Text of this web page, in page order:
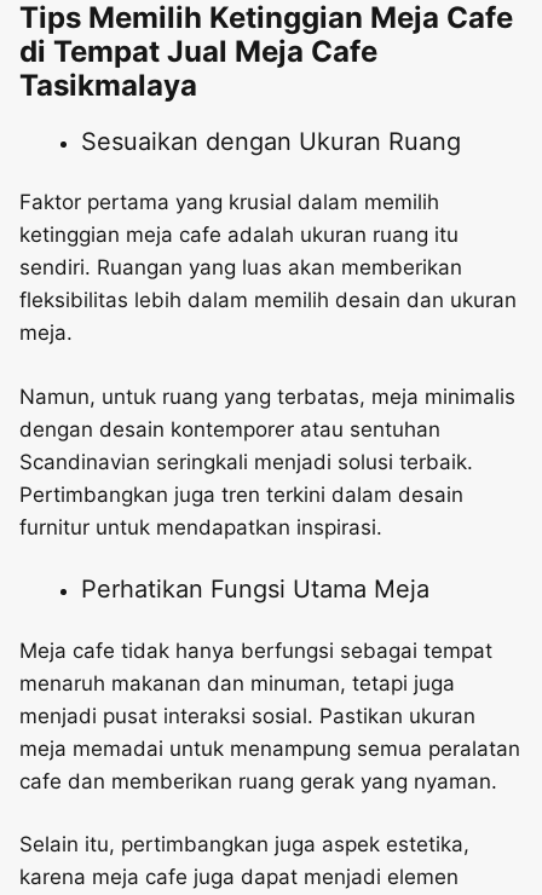
Tips Memilih Ketinggian Meja Cafe
di Tempat Jual Meja Cafe
Tasikmalaya
Sesuaikan dengan Ukuran Ruang
Faktor pertama yang krusial dalam memilih
ketinggian meja cafe adalah ukuran ruang itu
sendiri. Ruangan yang luas akan memberikan
fleksibilitas lebih dalam memilih desain dan ukuran
meja.
Namun, untuk ruang yang terbatas, meja minimalis
dengan desain kontemporer atau sentuhan
Scandinavian seringkali menjadi solusi terbaik.
Pertimbangkan juga tren terkini dalam desain
furnitur untuk mendapatkan inspirasi.
Perhatikan Fungsi Utama Meja
Meja cafe tidak hanya berfungsi sebagai tempat
menaruh makanan dan minuman, tetapi juga
menjadi pusat interaksi sosial. Pastikan ukuran
meja memadai untuk menampung semua peralatan
cafe dan memberikan ruang gerak yang nyaman.
Selain itu, pertimbangkan juga aspek estetika,
karena meja cafe juga dapat menjadi elemen